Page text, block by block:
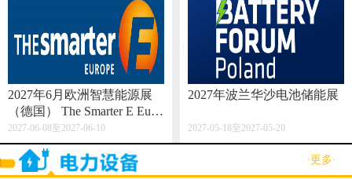
2027年6月欧洲智慧能源展
（德国） The Smarter E Euro
pe 2027
2027-06-08至2027-06-10
2027年波兰华沙电池储能展
2027-05-18至2027-05-20
·更多·